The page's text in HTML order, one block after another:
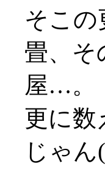
そこの
畳、そ
屋…。
更に数
じゃん